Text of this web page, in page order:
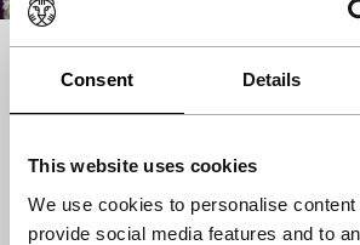
Consent Details
This website uses cookies
We use cookies to personalise
provide social media features and to
The Hedge Theater
tachtig. De film is geïnspireerd door de
door…